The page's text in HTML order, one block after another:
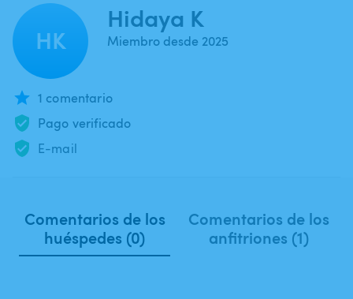
HK
Hidaya K
Miembro desde 2025
1 comentario
Pago verificado
E-mail
Comentarios de los
huéspedes (0)
Comentarios de los
anfitriones (1)